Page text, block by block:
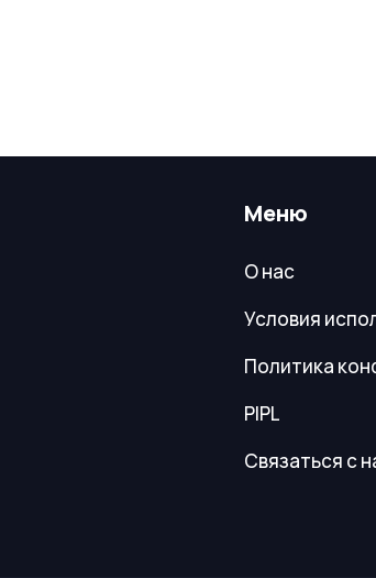
Меню
О нас
Условия
Политика
PIPL
Связаться с